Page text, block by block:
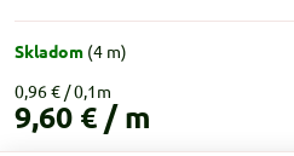
Skladom (4 m)
0,96 €
9,60 € / m